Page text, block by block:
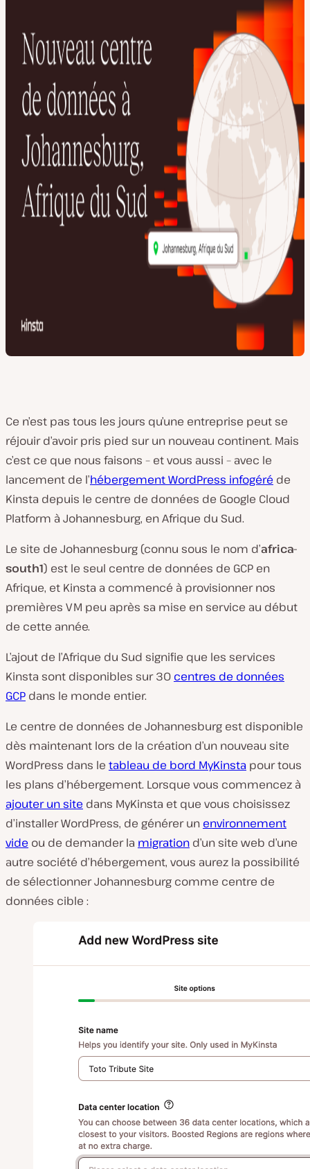
Ce n’est pas tous les jours qu’une entreprise peut se
réjouir d’avoir pris pied sur un nouveau continent. Mais
c’est ce que nous faisons – et vous aussi – avec le
lancement de l’hébergement WordPress infogéré de
Kinsta depuis le centre de données de Google Cloud
Platform à Johannesburg, en Afrique du Sud.
Le site de Johannesburg (connu sous le nom d’africa-
south1) est le seul centre de données de GCP en
Afrique, et Kinsta a commencé à provisionner nos
premières VM peu après sa mise en service au début
de cette année.
L’ajout de l’Afrique du Sud signifie que les services
Kinsta sont disponibles sur 30 centres de données
GCP dans le monde entier.
Le centre de données de Johannesburg est disponible
dès maintenant lors de la création d’un nouveau site
WordPress dans le tableau de bord MyKinsta pour tous
les plans d’hébergement. Lorsque vous commencez à
ajouter un site dans MyKinsta et que vous choisissez
d’installer WordPress, de générer un environnement
vide ou de demander la migration d’un site web d’une
autre société d’hébergement, vous aurez la possibilité
de sélectionner Johannesburg comme centre de
données cible :